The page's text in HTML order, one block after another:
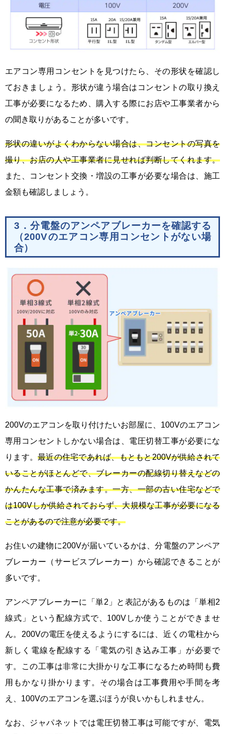
エアコン専用コンセントを見つけたら、その形状を確認し
ておきましょう。形状が違う場合はコンセントの取り換え
工事が必要になるため、購入する際にお店や工事業者から
の聞き取りがあることが多いです。
形状の違いがよくわからない場合は、コンセントの写真を
撮り、お店の人や工事業者に見せれば判断してくれます。
また、コンセント交換・増設の工事が必要な場合は、施工
金額も確認しましょう。
3．分電盤のアンペアブレーカーを確認する
（200Vのエアコン専用コンセントがない場
合）
200Vのエアコンを取り付けたいお部屋に、100Vのエアコン
専用コンセントしかない場合は、電圧切替工事が必要にな
ります。 最近の住宅であれば、もともと200Vが供給されて
いることがほとんどで、ブレーカーの配線切り替えなどの
かんたんな工事で済みます。一方、一部の古い住宅などで
は100Vしか供給されておらず、大規模な工事が必要になる
ことがあるので注意が必要です。
お住いの建物に200Vが届いているかは、分電盤のアンペア
ブレーカー（サービスブレーカー）から確認できることが
多いです。
アンペアブレーカーに「単2」と表記があるものは「単相2
線式」という配線方式で、100Vしか使うことができませ
ん。200Vの電圧を使えるようにするには、近くの電柱から
新しく電線を配線する「電気の引き込み工事」が必要で
す。この工事は非常に大掛かりな工事になるため時間も費
用もかなり掛かります。その場合は工事費用や手間を考
え、100Vのエアコンを選ぶほうが良いかもしれません。
なお、ジャパネットでは電圧切替工事は可能ですが、電気